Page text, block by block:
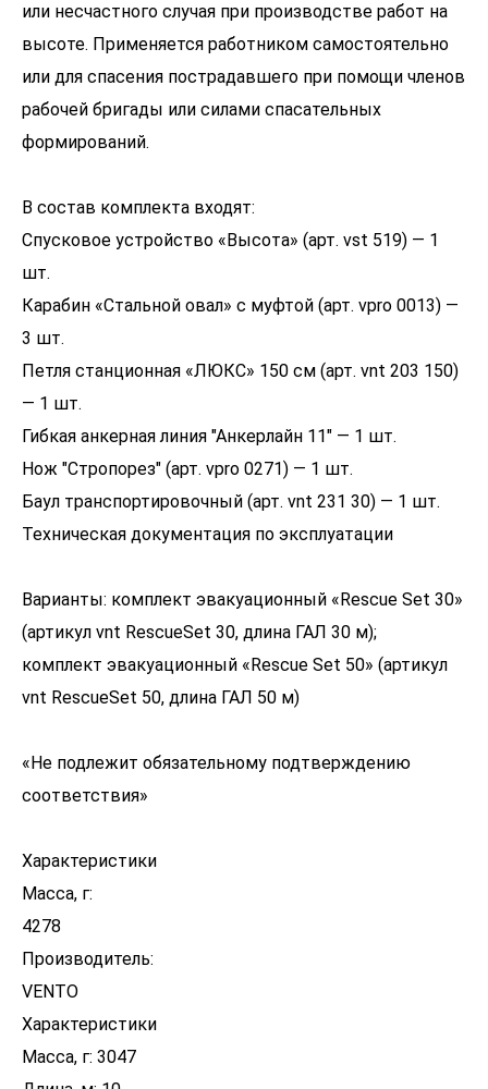
или несчастного случая при производстве работ на
высоте. Применяется работником самостоятельно
или для спасения пострадавшего при помощи членов
рабочей бригады или силами спасательных
формирований.
В состав комплекта входят:
Спусковое устройство «Высота» (арт. vst 519) — 1
шт.
Карабин «Стальной овал» с муфтой (арт. vpro 0013) —
3 шт.
Петля станционная «ЛЮКС» 150 см (арт. vnt 203 150)
— 1 шт.
Гибкая анкерная линия "Анкерлайн 11" — 1 шт.
Нож "Стропорез" (арт. vpro 0271) — 1 шт.
Баул транспортировочный (арт. vnt 231 30) — 1 шт.
Техническая документация по эксплуатации
Варианты: комплект эвакуационный «Rescue Set 30»
(артикул vnt RescueSet 30, длина ГАЛ 30 м);
комплект эвакуационный «Rescue Set 50» (артикул
vnt RescueSet 50, длина ГАЛ 50 м)
«Не подлежит обязательному подтверждению
соответствия»
Характеристики
Масса, г:
4278
Производитель:
VENTO
Характеристики
Масса, г: 3047